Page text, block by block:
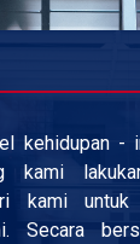
kehidupan -
kami
kami untuk
Secara